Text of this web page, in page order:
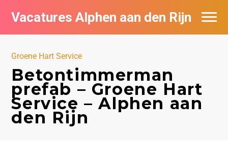
Vacatures Alphen aan den Rijn
Groene Hart Service
Betontimmerman
prefab – Groene Hart
Service – Alphen aan
den Rijn
Vacatures per bedrijf in Alphen aan den
De populairste vacatures in Alphen aan
den Rijn